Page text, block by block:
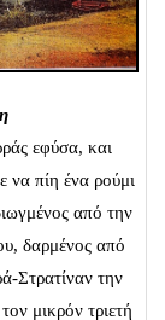
εφύσα, και
να πίη ένα ρούμι
από την
δαρμένος από
Στρατίναν την
μικρόν τριετή